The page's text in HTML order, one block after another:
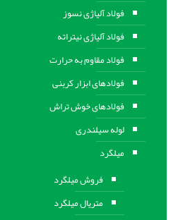
فولاد آلیاژی نسوز
فولاد آلیاژی نیتراته
فولاد مقاوم به حرارت
فولادهای ابزار کربنی
فولادهای خوش تراش
لوله سیلندری
میلگرد
فروش میلگرد
متریال میلگرد